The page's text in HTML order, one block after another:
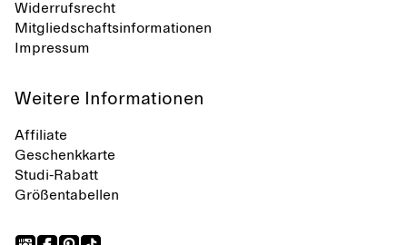
Widerrufsrecht
Mitgliedschaftsinformationen
Impressum
Weitere Informationen
Affiliate
Geschenkkarte
Studi-Rabatt
Größentabellen